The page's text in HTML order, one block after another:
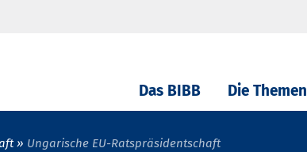
Das BIBB Die Themen
Ungarische EU-Ratspräsidentschaft